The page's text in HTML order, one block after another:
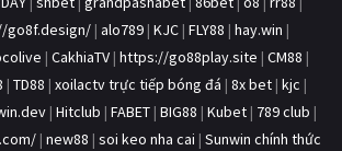
go8f.design/ | alo789 | KJC | FLY88 | hay.win |
| CakhiaTV | https://go88play.site | CM88 |
| TD88 | xoilactv trực tiếp bóng đá | 8x bet | kjc |
| Hitclub | FABET | BIG88 | Kubet | 789 club |
| new88 | soi keo nha cai | Sunwin chính thức